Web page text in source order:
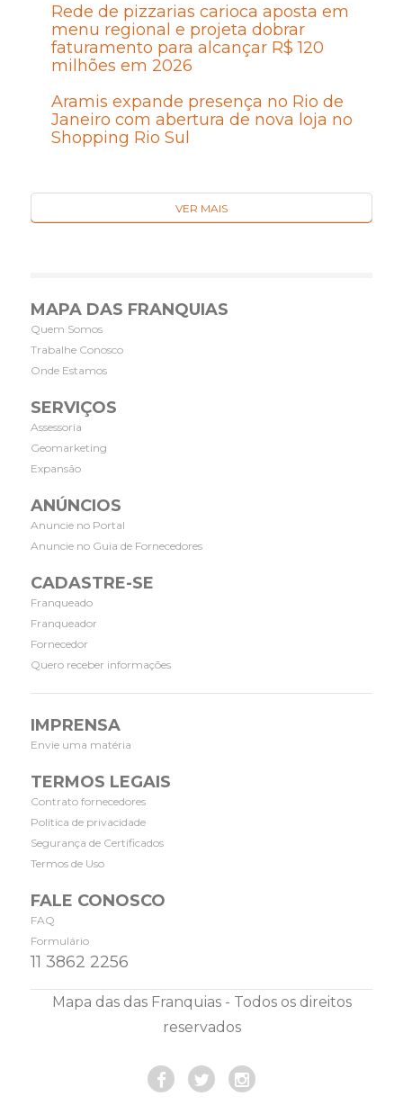
Rede de pizzarias carioca aposta em
menu regional e projeta dobrar
faturamento para alcançar R$ 120
milhões em 2026
Aramis expande presença no Rio de
Janeiro com abertura de nova loja no
Shopping Rio Sul
VER MAIS
MAPA DAS FRANQUIAS
Quem Somos
Trabalhe Conosco
Onde Estamos
SERVIÇOS
Assessoria
Geomarketing
Expansão
ANÚNCIOS
Anuncie no Portal
Anuncie no Guia de Fornecedores
CADASTRE-SE
Franqueado
Franqueador
Fornecedor
Quero receber informações
IMPRENSA
Envie uma matéria
TERMOS LEGAIS
Contrato fornecedores
Política de privacidade
Segurança de Certificados
Termos de Uso
FALE CONOSCO
FAQ
Formulário
11 3862 2256
Mapa das das Franquias - Todos os direitos
reservados